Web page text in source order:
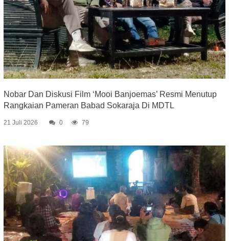
Nobar Dan Diskusi Film ‘Mooi Banjoemas’ Resmi Menutup
Rangkaian Pameran Babad Sokaraja Di MDTL
21 Juli 2026 0 79